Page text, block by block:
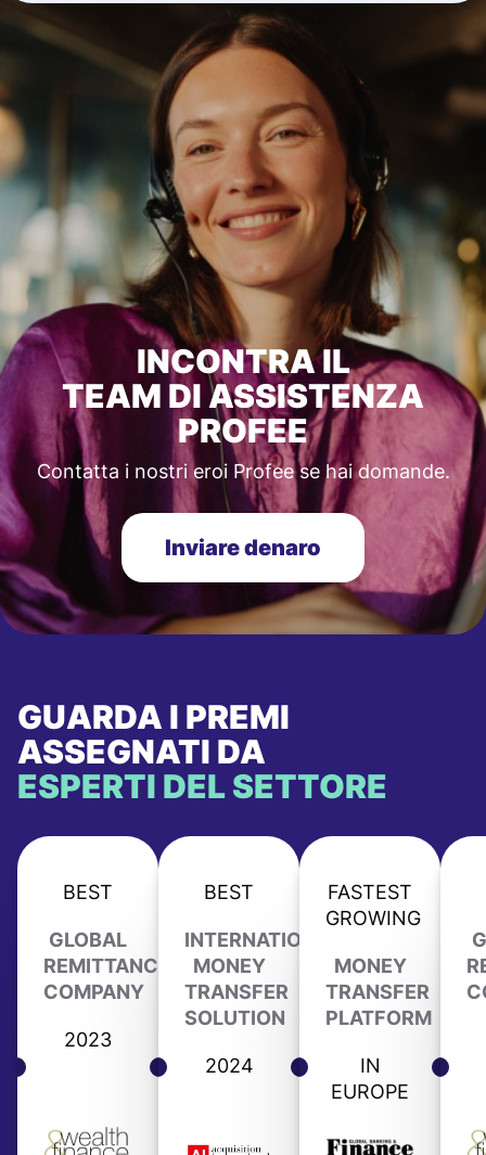
INCONTRA IL
TEAM DI ASSISTENZA
PROFEE
Contatta i nostri eroi Profee se hai domande.
Inviare denaro
GUARDA I PREMI
ASSEGNATI DA
ESPERTI DEL SETTORE
BEST
GLOBAL
REMITTANCE
COMPANY
2023
BEST
INTERNATIONAL
MONEY
TRANSFER
SOLUTION
2024
FASTEST
GROWING
MONEY
TRANSFER
PLATFORM
IN
EUROPE